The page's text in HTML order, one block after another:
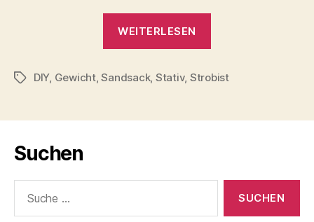
WEITERLESEN
+
Schlagwörter
DIY, Gewicht,Sandsack, Stativ, Strobist
Suchen
nach: